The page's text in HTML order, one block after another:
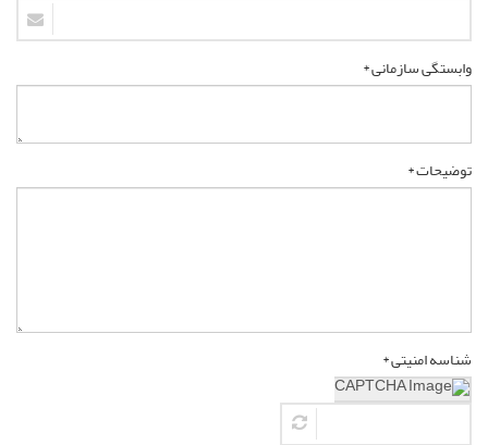
وابستگی سازمانی *
توضیحات *
شناسه امنیتی *